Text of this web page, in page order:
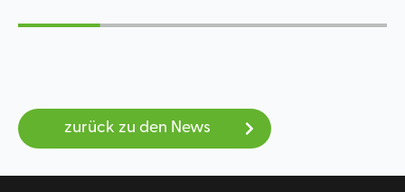
zurück zu den News